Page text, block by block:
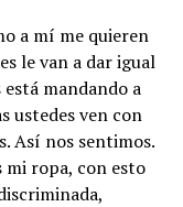
a mí me quieren
le van a dar igual
mandando a
ustedes ven con
Así nos sentimos.
mi ropa, con esto